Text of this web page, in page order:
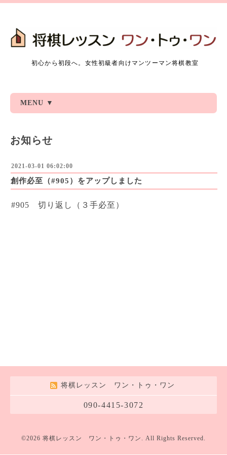
初心から初段へ。女性初級者向けマンツーマン将棋教室
MENU ▼
お知らせ
2021-03-01 06:02:00
創作必至（#905）をアップしました
#905 切り返し（３手必至）
将棋レッスン ワン・トゥ・ワン
090-4415-3072
©2026 将棋レッスン ワン・トゥ・ワン . All Rights Reserved.